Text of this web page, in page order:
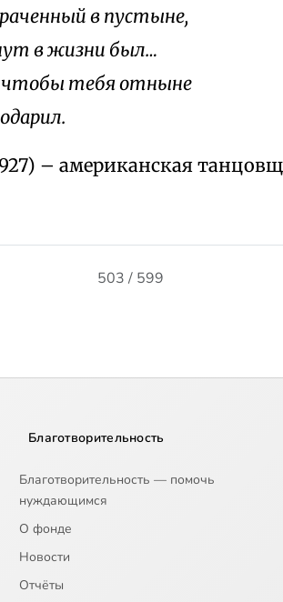
в пустыне,
в жизни был…
тебя отныне
– американская
503 / 599
Благотворительность
Благотворительность — помочь
нуждающимся
О фонде
Новости
Отчёты